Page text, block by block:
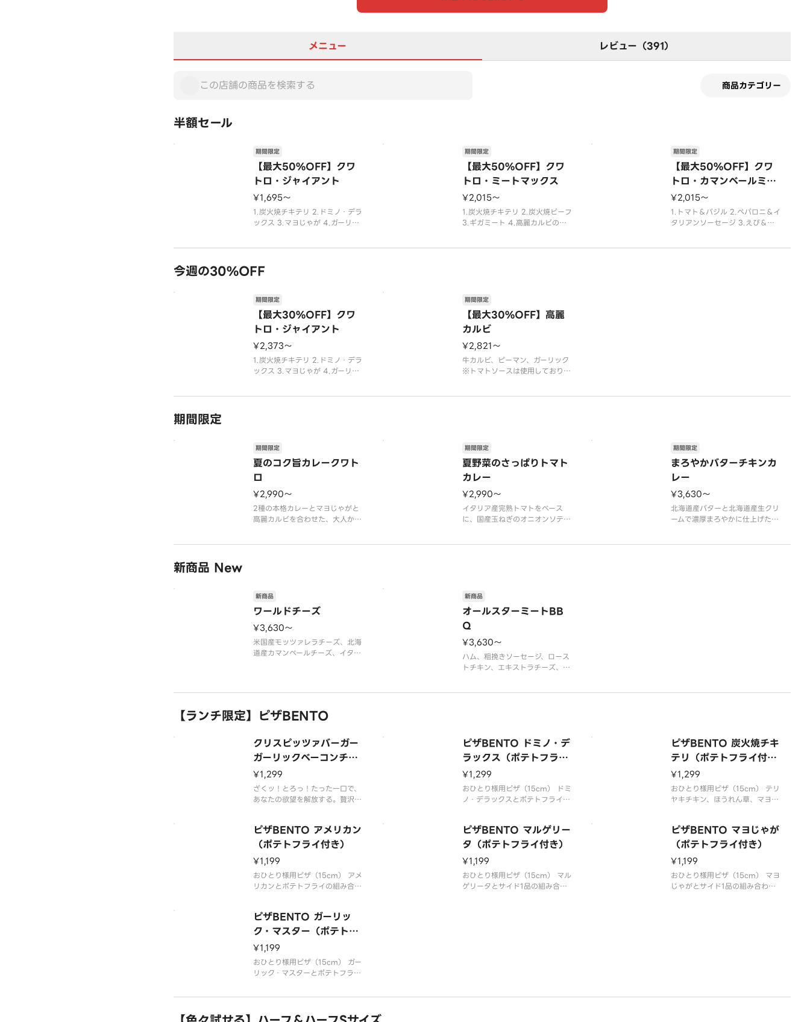
メニュー レビュー（391）
商品カテゴリー
半額セール
【最大50%OFF】クワ
トロ・ジャイアント
期間限定
¥1,695〜
1.炭火焼チキテリ 2.ドミノ・デラ
ックス 3.マヨじゃが 4.ガーリッ
【最大50%OFF】クワ
トロ・ミートマックス
期間限定
¥2,015〜
1.炭火焼チキテリ 2.炭火焼ビーフ
3.ギガミート 4.高麗カルビの組
【最大50%OFF】クワ
トロ・カマンベールミル
フィーユ
期間限定
¥2,015〜
1.トマト＆バジル 2.ペパロニ＆イ
タリアンソーセージ 3.えび＆ガ
今週の30%OFF
【最大30%OFF】クワ
トロ・ジャイアント
期間限定
¥2,373〜
1.炭火焼チキテリ 2.ドミノ・デラ
ックス 3.マヨじゃが 4.ガーリッ
【最大30%OFF】高麗
カルビ
期間限定
¥2,821〜
牛カルビ、ピーマン、ガーリック
※トマトソースは使用しておりま
期間限定
夏のコク旨カレークワト
ロ
期間限定
¥2,990〜
2種の本格カレーとマヨじゃがと
高麗カルビを合わせた、大人から
「まろやかバターチキ
夏野菜のさっぱりトマト
カレー
期間限定
¥2,990〜
イタリア産完熟トマトをベース
に、国産玉ねぎのオニオンソテ
ン、ズッキーニ、トマトカレー
まろやかバターチキンカ
レー
期間限定
¥3,630〜
北海道産バターと北海道産生クリ
ームで濃厚まろやかに仕上げたバ
新商品 New
ワールドチーズ
新商品
¥3,630〜
米国産モッツァレラチーズ、北海
道産カマンベールチーズ、イタリ
ゴーダチーズ）
オールスターミートBB
Q
新商品
¥3,630〜
ハム、粗挽きソーセージ、ロース
トチキン、エキストラチーズ、燻
【ランチ限定】ピザBENTO
クリスピッツァバーガー
ガーリックベーコンチー
ズ（ポテトフライ付き）
¥1,299
ざくッ！とろっ！たった一口で、
あなたの欲望を解放する。贅沢な
アンソーセージ、ハムと、食欲を
刺激するガーリックを挟みまし
ピザBENTO ドミノ・デ
ラックス（ポテトフライ
付き）
¥1,299
おひとり様用ピザ（15cm） ドミ
ノ・デラックスとポテトフライの
ピーマン、オニオン、トマトソー
ス
ピザBENTO 炭火焼チキ
テリ（ポテトフライ付
き）
¥1,299
おひとり様用ピザ（15cm） テリ
ヤキチキン、ほうれん草、マヨソ
ピザBENTO アメリカン
（ポテトフライ付き）
¥1,199
おひとり様用ピザ（15cm） アメ
リカンとポテトフライの組み合わ
ピザBENTO マルゲリー
タ（ポテトフライ付き）
¥1,199
おひとり様用ピザ（15cm） マル
ゲリータとサイド1品の組み合わ
ピザBENTO マヨじゃが
（ポテトフライ付き）
¥1,199
おひとり様用ピザ（15cm） マヨ
じゃがとサイド1品の組み合わ
ピザBENTO ガーリッ
ク・マスター（ポテトフ
ライ付き）
¥1,199
おひとり様用ピザ（15cm） ガー
リック・マスターとポテトフライ
ル）、粗挽きソーセージ、燻しベ
トソース